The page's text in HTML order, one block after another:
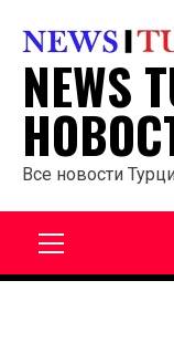
содержанию
NEWS
Все новости